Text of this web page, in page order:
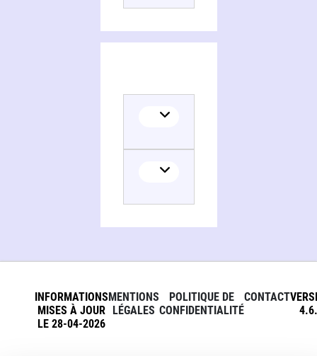
INFORMATIONS
MISES À JOUR
LE 28-04-2026
MENTIONS
LÉGALES
POLITIQUE DE
CONFIDENTIALITÉ
CONTACT